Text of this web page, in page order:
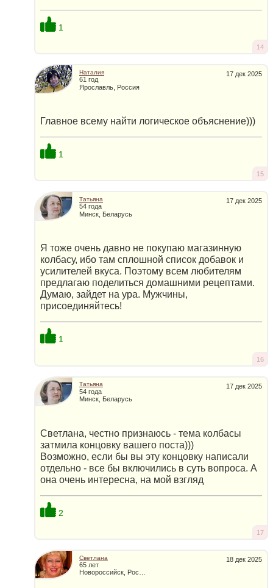
1
14
17 дек 2025
Наталия
61 год
Ярославль, Россия
Главное всему найти логическое объяснение)))
1
15
17 дек 2025
Татьяна
54 года
Минск, Беларусь
Я тоже очень давно не покупаю магазинную
колбасу, ибо там сплошной список добавок и
усилителей вкуса. Поэтому всем любителям
предлагаю поделиться домашними рецептами.
Думаю, зайдет на ура. Мужчины,
присоединяйтесь!
1
16
17 дек 2025
Татьяна
54 года
Минск, Беларусь
Светлана, честно признаюсь - тема колбасы
затмила концовку вашего поста)))
Возможно, если бы вы эту концовку написали
отдельно - все бы включились в суть вопроса. А
она очень интересна, на мой взгляд
2
17
18 дек 2025
Светлана
65 лет